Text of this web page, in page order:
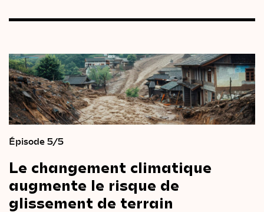
Épisode 5/5
Le changement climatique
augmente le risque de
glissement de terrain